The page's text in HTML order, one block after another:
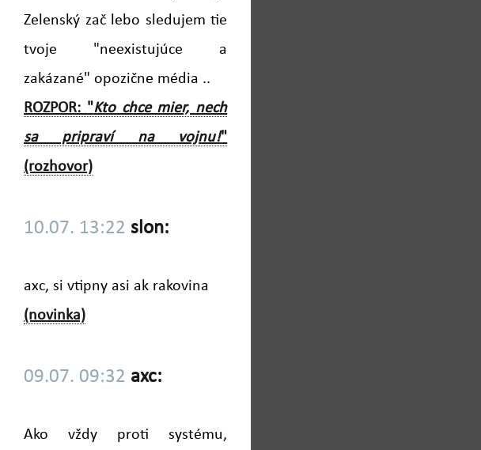
Zelenský zač lebo sledujem tie
tvoje "neexistujúce a
zakázané" opozične média ..
ROZPOR: "Kto chce mier, nech
sa pripraví na vojnu!"
(rozhovor)
10.07. 13:22 slon:
axc, si vtipny asi ak rakovina
(novinka)
09.07. 09:32 axc:
Ako vždy proti systému,